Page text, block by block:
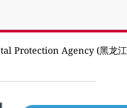
Protection Agency (黑龙